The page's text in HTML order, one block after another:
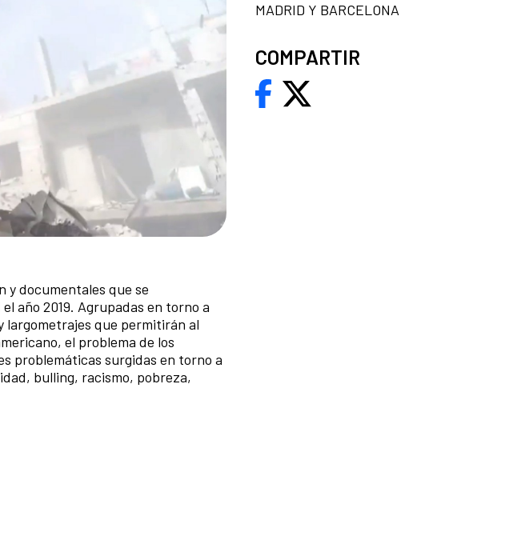
y documentales que se
el año 2019. Agrupadas en torno a
largometrajes que permitirán al
el problema de los
problemáticas surgidas en torno a
bulling, racismo, pobreza,
MADRID Y BARCELONA
COMPARTIR